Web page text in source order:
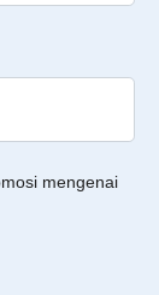
mengenai